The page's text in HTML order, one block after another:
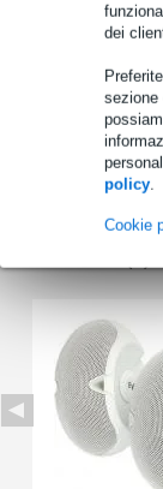
dei
sezione
policy.
Cookie
Informazioni
Electro-Voice
set di diffusori
risposta in
Specifiche complete